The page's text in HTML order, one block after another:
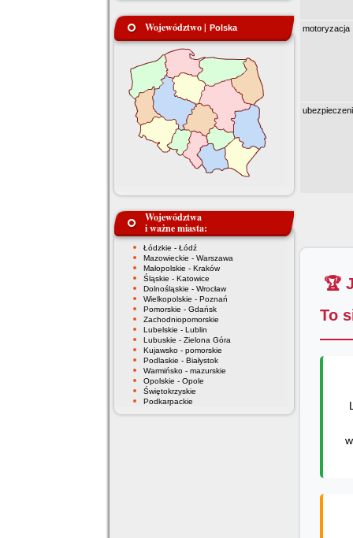
Województwo | Polska
Województwa
i ważne miasta:
Łódzkie - Łódź
Mazowieckie - Warszawa
Małopolskie - Kraków
Śląskie - Katowice
Dolnośląskie - Wrocław
Wielkopolskie - Poznań
Pomorskie - Gdańsk
Zachodniopomorskie
Lubelskie - Lublin
Lubuskie - Zielona Góra
Kujawsko - pomorskie
Podlaskie - Białystok
Warmińsko - mazurskie
Opolskie - Opole
Świętokrzyskie
Podkarpackie
motoryzacja
🏆
To